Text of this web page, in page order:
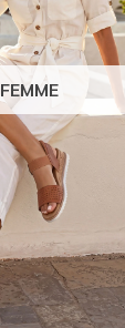
FEMME